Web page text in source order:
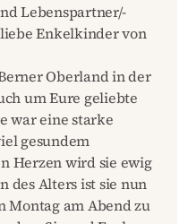
Lebenspartner/-
Enkelkinder von
Oberland in der
um Eure geliebte
war eine starke
gesundem
Herzen wird sie ewig
des Alters ist sie nun
Montag am Abend zu